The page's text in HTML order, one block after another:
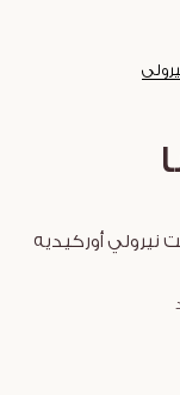
نيرولي أوركيديه